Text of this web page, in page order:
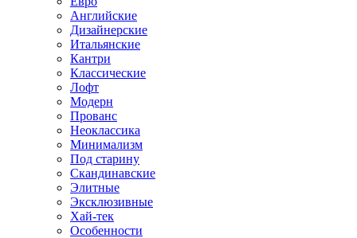
Английские
Дизайнерские
Итальянские
Кантри
Классические
Лофт
Модерн
Прованс
Неоклассика
Минимализм
Под старину
Скандинавские
Элитные
Эксклюзивные
Хай-тек
Особенности